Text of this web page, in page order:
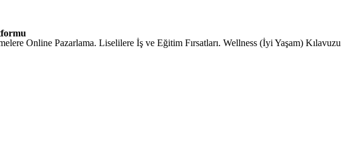
Online Pazarlama. Liselilere İş ve Eğitim Fırsatları. Wellness (İyi Yaşam) Kılavuzu